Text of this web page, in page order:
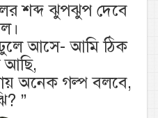
শব্দ ঝুপঝুপ দেবে
আসে- আমি ঠিক
আছি,
অনেক গল্প বলবে,
”